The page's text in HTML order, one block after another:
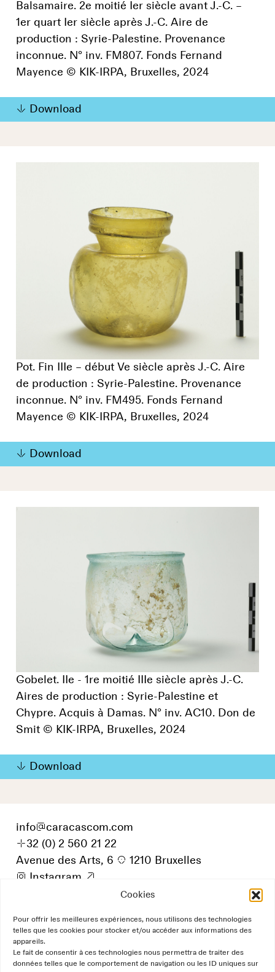
Cookies
Pour offrir les meilleures expériences, nous utilisons des technologies
telles que les cookies pour stocker et/ou accéder aux informations des
appareils.
Le fait de consentir à ces technologies nous permettra de traiter des
données telles que le comportement de navigation ou les ID uniques sur
Balsamaire. 2e moitié Ier siècle avant J.-C. –
1er quart Ier siècle après J.-C. Aire de
production : Syrie-Palestine. Provenance
inconnue. N° inv. FM807. Fonds Fernand
Mayence © KIK-IRPA, Bruxelles, 2024
Download
Pot. Fin IIIe – début Ve siècle après J.-C. Aire
de production : Syrie-Palestine. Provenance
inconnue. N° inv. FM495. Fonds Fernand
Mayence © KIK-IRPA, Bruxelles, 2024
Download
Gobelet. IIe - 1re moitié IIIe siècle après J.-C.
Aires de production : Syrie-Palestine et
Chypre. Acquis à Damas. N° inv. AC10. Don de
Smit © KIK-IRPA, Bruxelles, 2024
Download
info@caracascom.com
+32 (0) 2 560 21 22
Avenue des Arts, 6 p 1210 Bruxelles
i Instagram 9